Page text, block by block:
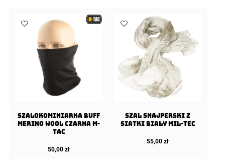
Szalokominiarka Buff
Merino Wool Czarna M-
Tac
50,00zł
Szal snajperski z
siatki Biały Mil-Tec
55,00zł